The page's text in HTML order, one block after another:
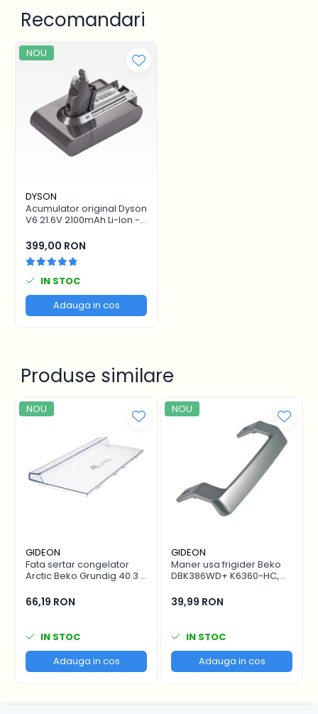
Compatibilitate / alternativ pentru
codurile: 965874-16, 967810-02, 967810-21,
967810-26. Compatibil cu aspiratoarele
verticale Dyson din gama V6.
Recomandam inlocuirea acumulatorului
cand observi scaderea autonomiei sau
dificultati la pornire. Acumulator compatibil
de calitate, cu montaj simplu si
performanta fiabila.
Recomandari
NOU
DYSON
Acumulator original Dyson
V6 21.6V 2100mAh Li-Ion -
399,00 RON
IN STOC
Adauga in cos
Produse similare
NOU
GIDEON
Fata sertar congelator
Arctic Beko Grundig 40.3 x
C00911422
66,19 RON
IN STOC
Adauga in cos
NOU
GIDEON
Maner usa frigider Beko
DBK386WD+ K6360-HC,
cm
39,99 RON
IN STOC
Adauga in cos